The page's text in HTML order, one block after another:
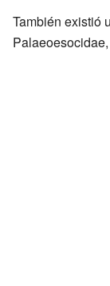
También existió